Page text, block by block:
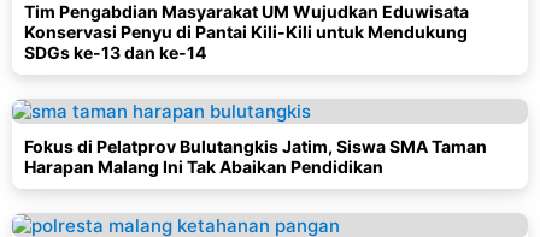
Tim Pengabdian Masyarakat UM Wujudkan Eduwisata
Konservasi Penyu di Pantai Kili-Kili untuk Mendukung
SDGs ke-13 dan ke-14
Fokus di Pelatprov Bulutangkis Jatim, Siswa SMA Taman
Harapan Malang Ini Tak Abaikan Pendidikan